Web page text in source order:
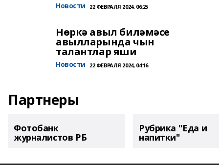
Новости 22 ФЕВРАЛЯ 2024, 06:25
Нөркә авыл биләмәсе
авылларында чын
талантлар яши
Новости 22 ФЕВРАЛЯ 2024, 04:16
Партнеры
Фотобанк
журналистов РБ
Рубрика "Еда и
напитки"